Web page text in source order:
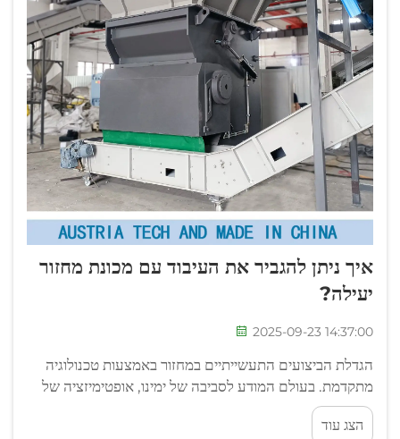
איך ניתן להגביר את העיבוד עם מכונת מחזור
יעילה?
2025-09-23 14:37:00
הגדלת הביצועים התעשייתיים במחזור באמצעות טכנולוגיה
מתקדמת. בעולם המודע לסביבה של ימינו, אופטימיזציה של
פעולות מחזור הפכה לנחוצה הן לצורך קיימות והן לשם
רווחיות. מכונת מחזור מתוכננת היטב עומדת...
הצג עוד